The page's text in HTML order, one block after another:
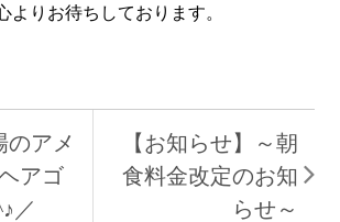
よりお待ちしております。
のアメ
アゴ
／
【お知らせ】～朝
食料金改定のお知
らせ～